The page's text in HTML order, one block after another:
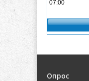
Опрос